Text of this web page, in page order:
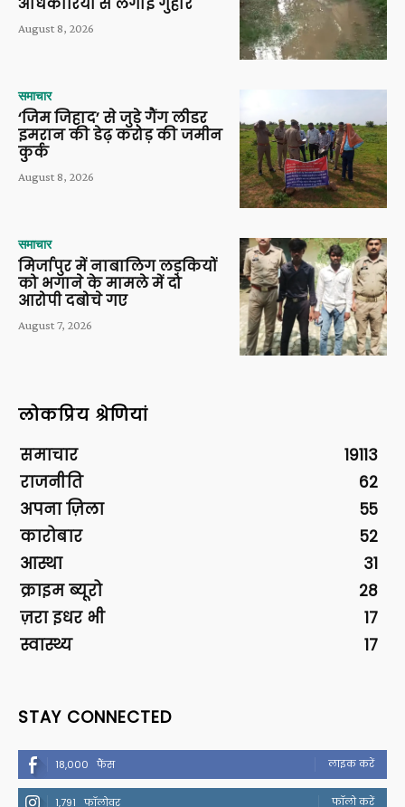
अधिकारियों से लगाई गुहार
August 8, 2026
समाचार
‘जिम जिहाद’ से जुड़े गैंग लीडर
इमरान की डेढ़ करोड़ की जमीन
कुर्क
August 8, 2026
समाचार
मिर्जापुर में नाबालिग लड़कियों
को भगाने के मामले में दो
आरोपी दबोचे गए
August 7, 2026
लोकप्रिय श्रेणियां
समाचार
19113
राजनीति
62
अपना ज़िला
55
कारोबार
52
आस्था
31
क्राइम ब्यूरो
28
ज़रा इधर भी
17
स्वास्थ्य
17
STAY CONNECTED
18,000 फैंस लाइक करें
1,791 फॉलोवर फॉलो करें